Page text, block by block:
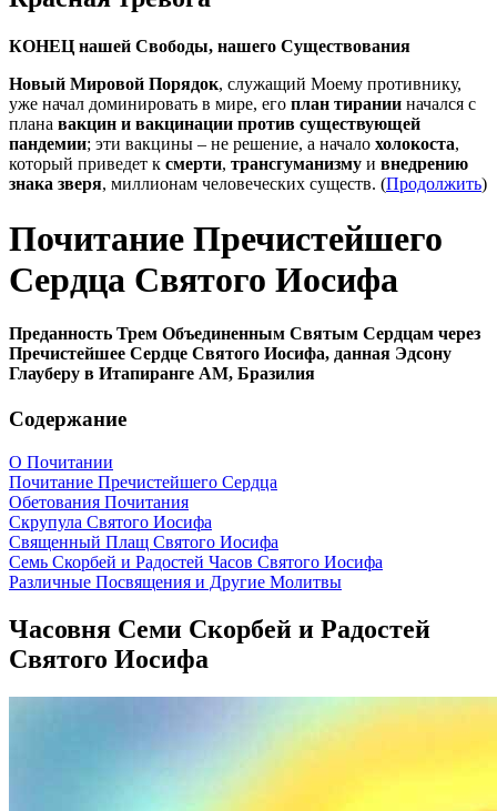
КОНЕЦ нашей Свободы, нашего Существования
Новый Мировой Порядок, служащий Моему противнику,
уже начал доминировать в мире, его план тирании начался с
плана вакцин и вакцинации против существующей
пандемии; эти вакцины – не решение, а начало холокоста,
который приведет к смерти, трансгуманизму и внедрению
знака зверя, миллионам человеческих существ. (Продолжить)
Почитание Пречистейшего
Сердца Святого Иосифа
Преданность Трем Объединенным Святым Сердцам через
Пречистейшее Сердце Святого Иосифа, данная Эдсону
Глауберу в Итапиранге AM, Бразилия
Содержание
О Почитании
Почитание Пречистейшего Сердца
Обетования Почитания
Скрупула Святого Иосифа
Священный Плащ Святого Иосифа
Семь Скорбей и Радостей Часов Святого Иосифа
Различные Посвящения и Другие Молитвы
Часовня Семи Скорбей и Радостей
Святого Иосифа